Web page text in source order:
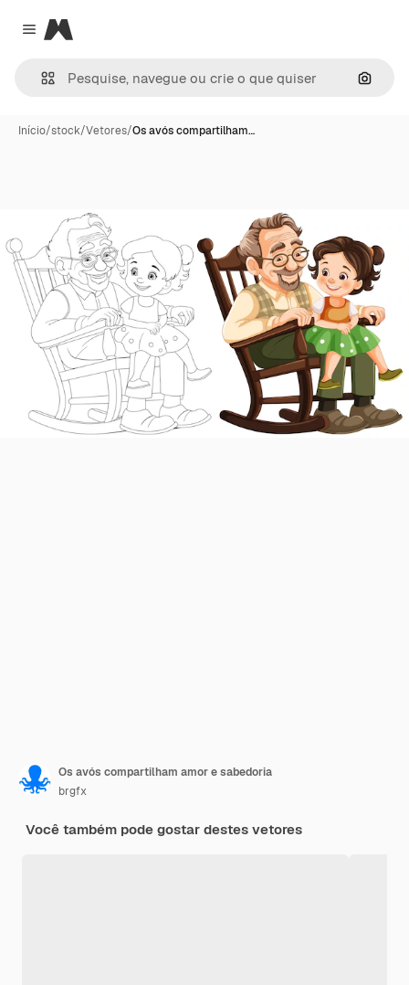
Close menu
Magnific
Início/stock/Vetores/Os avós compartilham…
Os avós compartilham amor e sabedoria
brgfx
Você também pode gostar destes vetores